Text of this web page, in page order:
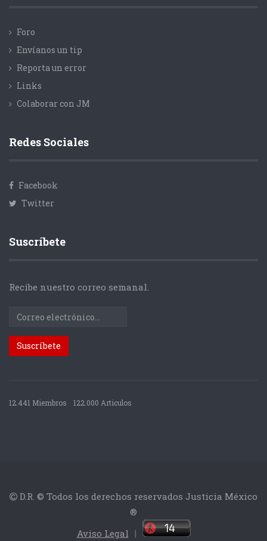
Foro
Envíanos un tip
Reporta un error
Links
Colaborar con JM
Redes Sociales
Facebook
Twitter
Suscríbete
Recibe nuestro correo semanal.
12.441 Miembros 122.000 Articulos
D.R. © Todos los derechos reservados Justicia México
®
Aviso Legal |